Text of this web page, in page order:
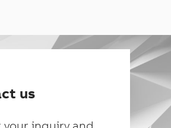
us